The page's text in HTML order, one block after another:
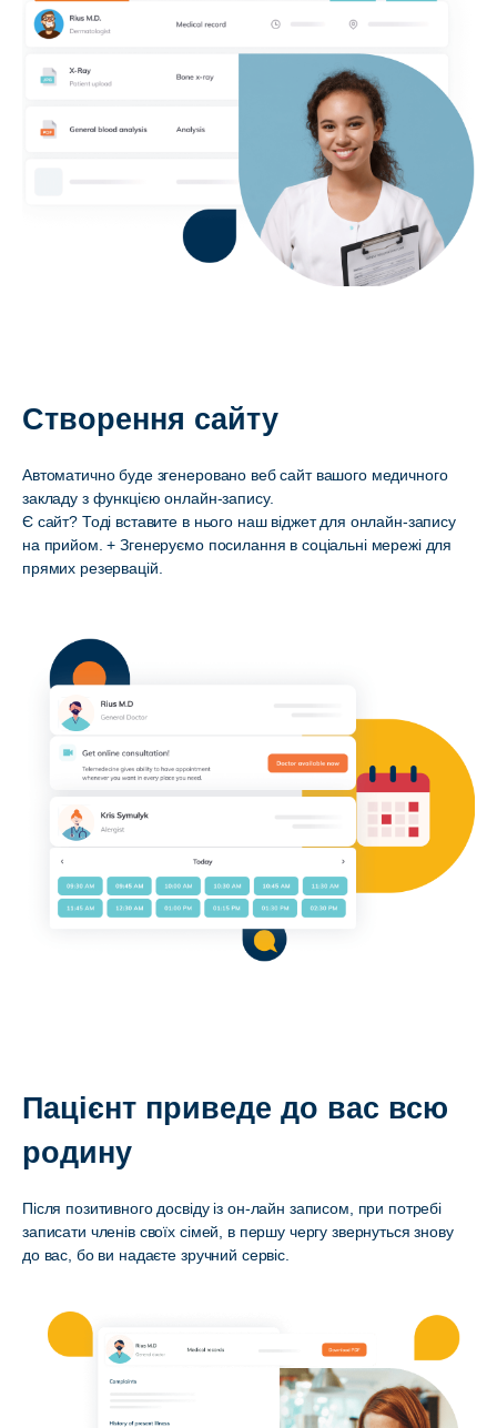
Створення сайту
Автоматично буде згенеровано веб сайт вашого медичного
закладу з функцією онлайн-запису.
Є сайт? Тоді вставите в нього наш віджет для онлайн-запису
на прийом. + Згенеруємо посилання в соціальні мережі для
прямих резервацій.
Пацієнт приведе до вас всю
родину
Після позитивного досвіду із он-лайн записом, при потребі
записати членів своїх сімей, в першу чергу звернуться знову
до вас, бо ви надаєте зручний сервіс.